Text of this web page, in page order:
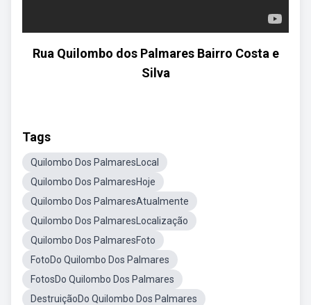
Rua Quilombo dos Palmares Bairro Costa e
Silva
Tags
Quilombo Dos PalmaresLocal
Quilombo Dos PalmaresHoje
Quilombo Dos PalmaresAtualmente
Quilombo Dos PalmaresLocalização
Quilombo Dos PalmaresFoto
FotoDo Quilombo Dos Palmares
FotosDo Quilombo Dos Palmares
DestruiçãoDo Quilombo Dos Palmares